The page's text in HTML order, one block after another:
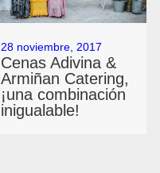
28 noviembre, 2017
Cenas Adivina &
Armiñan Catering,
¡una combinación
inigualable!